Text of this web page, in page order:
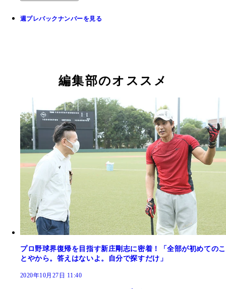
週プレバックナンバーを見る
編集部のオススメ
プロ野球界復帰を目指す新庄剛志に密着！「全部が初めてのこ
とやから。答えはないよ。自分で探すだけ」
2020年10月27日 11:40